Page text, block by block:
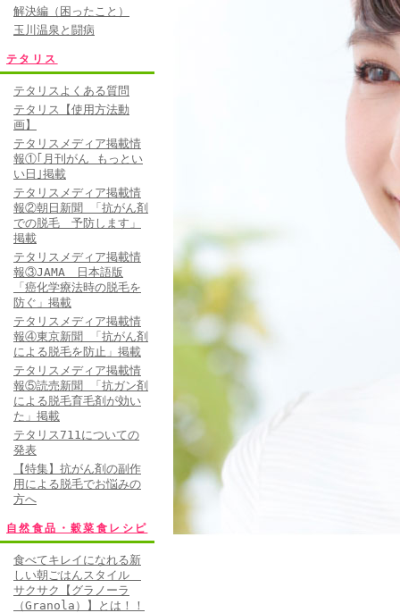
解決編（困ったこと）
玉川温泉と闘病
テタリス
テタリスよくある質問
テタリス【使用方法動
画】
テタリスメディア掲載情
報①｢月刊がん もっとい
い日｣掲載
テタリスメディア掲載情
報②朝日新聞 「抗がん剤
での脱毛 予防します」
掲載
テタリスメディア掲載情
報③JAMA 日本語版
「癌化学療法時の脱毛を
防ぐ」掲載
テタリスメディア掲載情
報④東京新聞 「抗がん剤
による脱毛を防止」掲載
テタリスメディア掲載情
報⑤読売新聞 「抗ガン剤
による脱毛育毛剤が効い
た」掲載
テタリス711についての
発表
【特集】抗がん剤の副作
用による脱毛でお悩みの
方へ
自然食品・穀菜食レシピ
食べてキレイになれる新
しい朝ごはんスタイル
サクサク【グラノーラ
（Granola）】とは！！